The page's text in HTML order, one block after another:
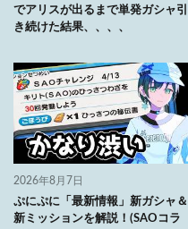
でアリスが出るまで単発ガシャ引
き続けた結果、、、、
2026年8月7日
ぷにぷに「最新情報」新ガシャ＆
新ミッションを解説！(SAOコラ